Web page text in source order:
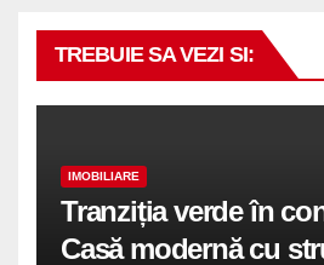
TREBUIE SA VEZI SI:
IMOBILIARE
Tranziția verde în
Casă modernă cu